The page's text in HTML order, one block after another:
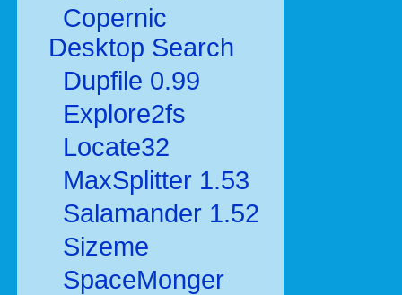
Copernic
Desktop Search
Dupfile 0.99
Explore2fs
Locate32
MaxSplitter 1.53
Salamander 1.52
Sizeme
SpaceMonger